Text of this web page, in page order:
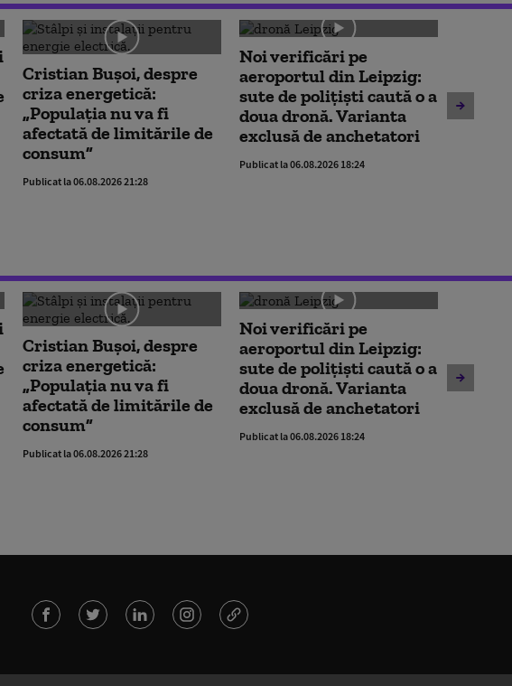
Cristian Bușoi, despre
criza energetică:
„Populația nu va fi
afectată de limitările de
consum”
Publicat la 06.08.2026 21:28
Noi verificări pe
aeroportul din Leipzig:
sute de polițiști caută o a
doua dronă. Varianta
exclusă de anchetatori
Publicat la 06.08.2026 18:24
Cristian Bușoi, despre
criza energetică:
„Populația nu va fi
afectată de limitările de
consum”
Publicat la 06.08.2026 21:28
Noi verificări pe
aeroportul din Leipzig:
sute de polițiști caută o a
doua dronă. Varianta
exclusă de anchetatori
Publicat la 06.08.2026 18:24